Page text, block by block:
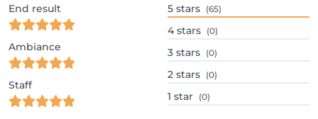
End result
Ambiance
Staff
5 stars (65)
4 stars (0)
3 stars (0)
2 stars (0)
1 star (0)